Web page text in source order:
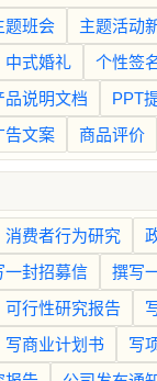
题班会
主题活动
中式婚礼 个性签
品说明文档 PPT
告文案 商品评价
消费者行为研究
一封招募信
撰写
可行性研究报告
写商业计划书
写